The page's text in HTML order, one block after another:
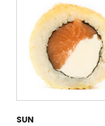
SUN